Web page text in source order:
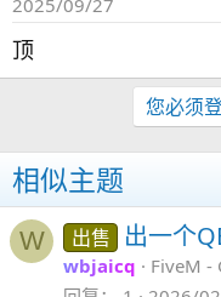
2025/09/27
顶
您必须
相似主题
W 出售 出一个
wbjaicq
FiveM -